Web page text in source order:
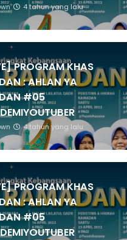
4 tahun yang lalu
PROGRAM KHAS
: AHLAN YA
#05
4 tahun yang lalu
PROGRAM KHAS
: AHLAN YA
#05